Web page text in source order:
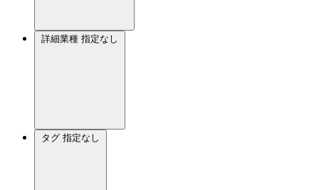
詳細業種 指定なし
タグ 指定なし